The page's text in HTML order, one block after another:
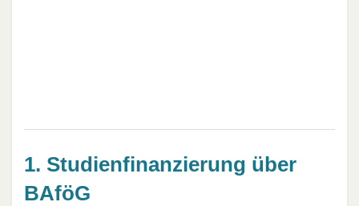
1. Studienfinanzierung über
BAföG